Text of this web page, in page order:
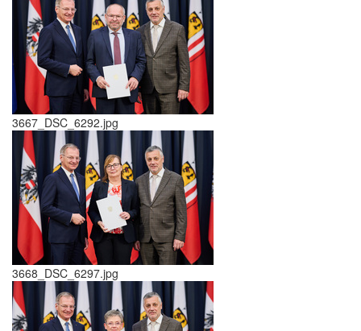
3667_DSC_6292.jpg
3668_DSC_6297.jpg